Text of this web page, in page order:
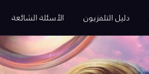
دليل التلفزيون الأسئلة الشائعة